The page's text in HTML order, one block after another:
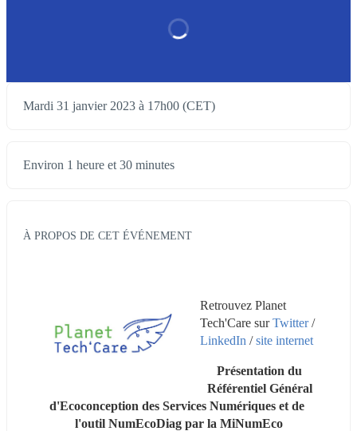
Mardi 31 janvier 2023 à 17h00 (CET)
Environ 1 heure et 30 minutes
À PROPOS DE CET ÉVÉNEMENT
Retrouvez Planet
Tech'Care sur Twitter /
LinkedIn / site internet
Présentation du
Référentiel Général
d'Ecoconception des Services Numériques et de
l'outil NumEcoDiag par la MiNumEco